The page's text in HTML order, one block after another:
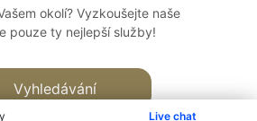
Live chat
okolí? Vyzkoušejte naše
pouze ty nejlepší služby!
Vyhledávání